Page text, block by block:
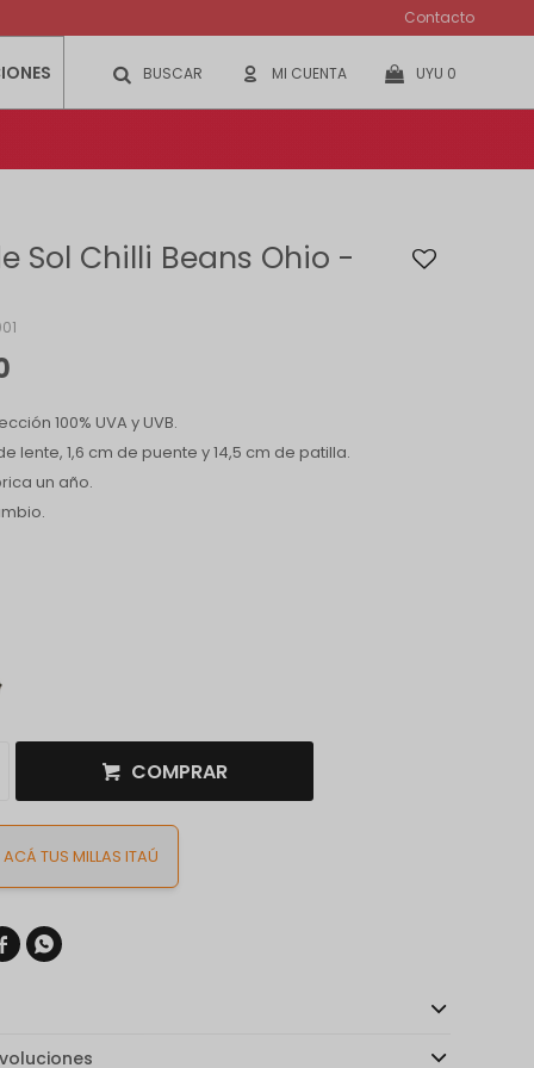
UYU 0
Contacto
Sol Chilli Beans Ohio -
100% UVA y UVB.
lente, 1,6 cm de puente y 14,5 cm de patilla.
un año.
COMPRAR
TUS MILLAS ITAÚ
